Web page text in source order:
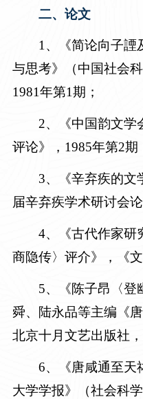
二、论文
1、《简论向子諲
与思考》（中国社会
1981年第1期 ；
2、《中国韵文学
评论》， 1985年第2期
3、《辛弃疾的文
届辛弃疾学术研讨会论
4、《古代作家
商隐传〉评介》，《
5、《陈子昂〈登
舜、陆永品等主编《
北京十月文艺出版社，
6、《唐咸通至天
大学学报》（社会科学